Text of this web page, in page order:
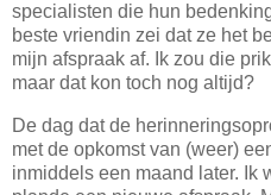
specialisten die hun
beste vriendin zei dat ze het
mijn afspraak af. Ik zou die
maar dat kon toch nog altijd?
De dag dat de
met de opkomst van (weer)
inmiddels een maand later. Ik